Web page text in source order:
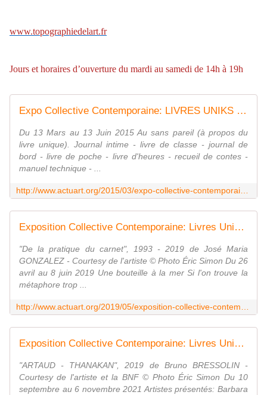
www.topographiedelart.fr
Jours et horaires d’ouverture du mardi au samedi de 14h à 19h
Expo Collective Contemporaine: LIVRES UNIKS - ACTUART by Eric SIMON
Du 13 Mars au 13 Juin 2015 Au sans pareil (à propos du
livre unique). Journal intime - livre de classe - journal de
bord - livre de poche - livre d'heures - recueil de contes -
manuel technique - ...
Exposition Collective Contemporaine: Livres Uniks 3 - ACTUART by Eric SIMON
"De la pratique du carnet", 1993 - 2019 de José Maria
GONZALEZ - Courtesy de l'artiste © Photo Éric Simon Du 26
avril au 8 juin 2019 Une bouteille à la mer Si l'on trouve la
métaphore trop ...
Exposition Collective Contemporaine: Livres Uniks 4 - ACTUART by Eric SIMON
"ARTAUD - THANAKAN", 2019 de Bruno BRESSOLIN -
Courtesy de l'artiste et la BNF © Photo Éric Simon Du 10
septembre au 6 novembre 2021 Artistes présentés: Barbara